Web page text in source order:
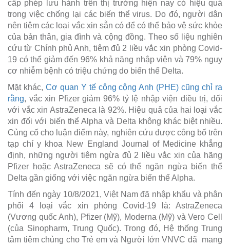
cấp phép lưu hành trên thị trường hiện nay có hiệu quả
trong việc chống lại các biến thể virus. Do đó, người dân
nên tiêm các loại vắc xin sẵn có để có thể bảo vệ sức khỏe
của bản thân, gia đình và cộng đồng. Theo số liệu nghiên
cứu từ Chính phủ Anh, tiêm đủ 2 liều vắc xin phòng Covid-
19 có thể giảm đến 96% khả năng nhập viện và 79% nguy
cơ nhiễm bệnh có triệu chứng do biến thể Delta.
Mặt khác, Cơ quan Y tế công cộng Anh (PHE) cũng chỉ ra
rằng, vắc xin Pfizer giảm 96% tỷ lệ nhập viện điều trị, đối
với vắc xin AstraZeneca là 92%. Hiệu quả của hai loại vắc
xin đối với biến thể Alpha và Delta không khác biệt nhiều.
Củng cố cho luận điểm này, nghiên cứu được công bố trên
tạp chí y khoa New England Journal of Medicine khẳng
định, những người tiêm ngừa đủ 2 liều vắc xin của hãng
Pfizer hoặc AstraZeneca sẽ có thể ngăn ngừa biến thể
Delta gần giống với việc ngăn ngừa biến thể Alpha.
Tính đến ngày 10/8/2021, Việt Nam đã nhập khẩu và phân
phối 4 loại vắc xin phòng Covid-19 là: AstraZeneca
(Vương quốc Anh), Pfizer (Mỹ), Moderna (Mỹ) và Vero Cell
(của Sinopharm, Trung Quốc). Trong đó, Hệ thống Trung
tâm tiêm chủng cho Trẻ em và Người lớn VNVC đã mang